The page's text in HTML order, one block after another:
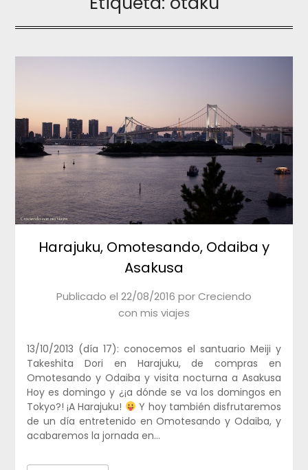
Harajuku, Omotesando, Odaiba y
Asakusa
Publicado el 22/08/2016 porCreciendo
con mis viajes
13/10/2013 (día 17): conocemos el santuario Meiji y
Takeshita Dori en Harajuku, de compras en
Omotesando y Odaiba y visita nocturna a Asakusa
Hoy es domingo y ¿¡a dónde se va los domingos en
Tokyo?! ¡A Harajuku!
Y hoy también disfrutaremos
de un día entretenido en Omotesando y Odaiba, y
acabaremos la jornada en…